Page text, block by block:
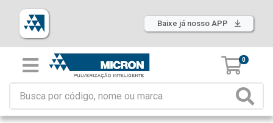
Baixe já nosso APP
0